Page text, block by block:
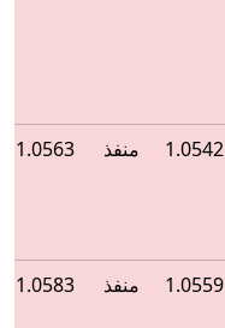
1.0542 منفذ 1.0563
1.0559 منفذ 1.0583